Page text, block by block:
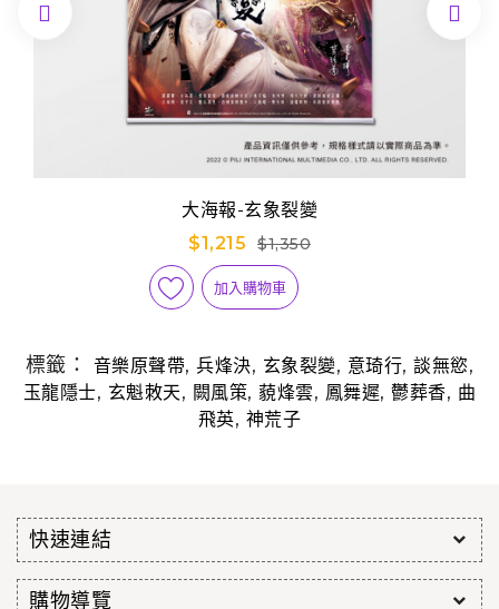
大海報-玄象裂變
$1,215
$1,350
加入購物車
 
標籤： 音樂原聲帶,兵烽決, 玄象裂變, 意琦行,談無慾,
玉龍隱士, 玄魁敇天, 闕風策, 藐烽雲, 鳳舞遲,鬱葬香, 曲
飛英, 神荒子
快速連結
購物導覽